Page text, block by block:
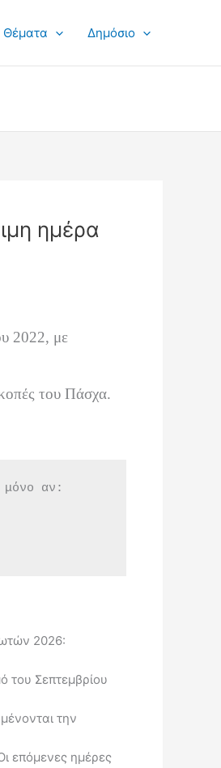
Θέματα Δημόσιο
ημέρα
2022, με
του Πάσχα.
μόνο αν:
2026:
του Σεπτεμβρίου
την
επόμενες ημέρες